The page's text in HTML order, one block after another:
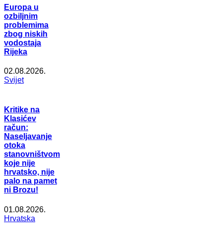
Europa u
ozbiljnim
problemima
zbog niskih
vodostaja
Rijeka
02.08.2026.
Svijet
Kritike na
Klasićev
račun:
Naseljavanje
otoka
stanovništvom
koje nije
hrvatsko, nije
palo na pamet
ni Brozu!
01.08.2026.
Hrvatska